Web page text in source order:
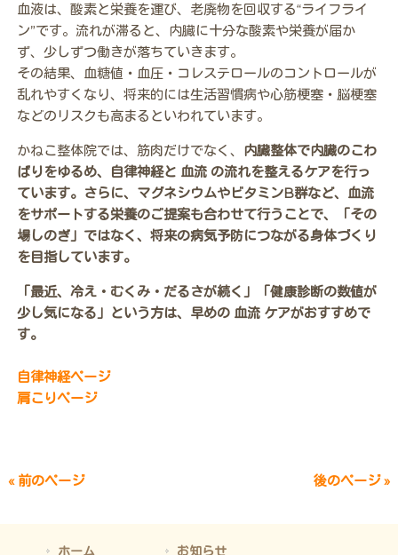
血液は、酸素と栄養を運び、老廃物を回収する“ライフライ
ン”です。流れが滞ると、内臓に十分な酸素や栄養が届か
ず、少しずつ働きが落ちていきます。
その結果、血糖値・血圧・コレステロールのコントロールが
乱れやすくなり、将来的には生活習慣病や心筋梗塞・脳梗塞
などのリスクも高まるといわれています。
かねこ整体院では、筋肉だけでなく、 内臓整体で内臓のこわ
ばりをゆるめ、自律神経と 血流 の流れを整えるケアを行っ
ています。さらに、マグネシウムやビタミンB群など、血流
をサポートする栄養のご提案も合わせて行うことで、「その
場しのぎ」ではなく、将来の病気予防につながる身体づくり
を目指しています。
「最近、冷え・むくみ・だるさが続く」「健康診断の数値が
少し気になる」という方は、早めの 血流 ケアがおすすめで
す。
自律神経ページ
肩こりページ
« 前のページ 後のページ »
ホーム お知らせ